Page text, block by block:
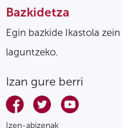
Bazkidetza
Egin bazkide Ikastola
laguntzeko.
Izan gure berri
Izen-abizenak